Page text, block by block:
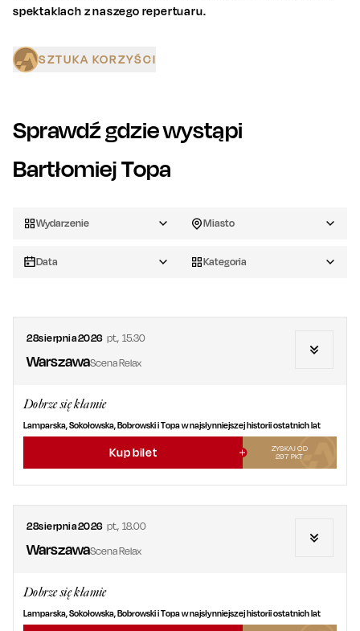
spektaklach z naszego repertuaru.
SZTUKA KORZYŚCI
Sprawdź gdzie wystąpi
Bartłomiej Topa
Wydarzenie Miasto
Data Kategoria
28sierpnia2026 pt., 15.30
WarszawaScena Relax
Dobrze się kłamie
Lamparska, Sokołowska, Bobrowski i Topa w najsłynniejszej historii ostatnich lat
Kup bilet
ZYSKAJ OD
297 PKT
28sierpnia2026 pt., 18.00
WarszawaScena Relax
Dobrze się kłamie
Lamparska, Sokołowska, Bobrowski i Topa w najsłynniejszej historii ostatnich lat